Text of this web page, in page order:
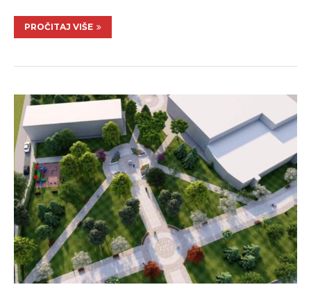
PROČITAJ VIŠE